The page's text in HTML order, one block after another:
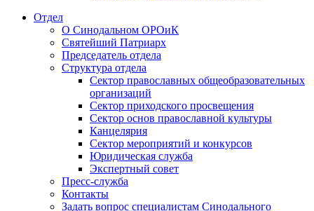
Отдел
О Синодальном ОРОиК
Святейший Патриарх
Председатель отдела
Структура отдела
Сектор православных общеобразовательных
организаций
Сектор приходского просвещения
Сектор основ православной культуры
Канцелярия
Сектор мероприятий и конкурсов
Юридическая служба
Экспертный совет
Пресс-служба
Контакты
Задать вопрос специалистам Синодального